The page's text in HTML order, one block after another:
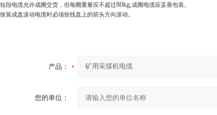
短段电缆允许成圈交货，但每圈重量应不超过80kg, 成圈电缆应妥善包装。
按装成盘滚动电缆时必须按线盘上的箭头方向滚动。
产品：
您的单位：